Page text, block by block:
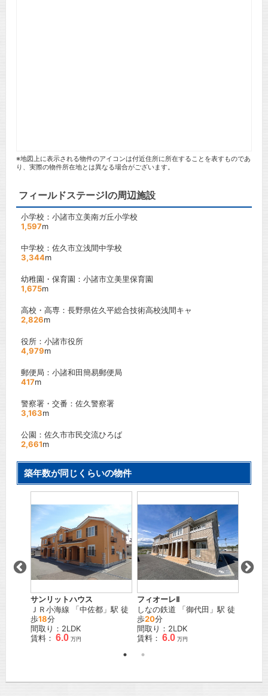
※地図上に表示される物件のアイコンは付近住所に所在することを表すものであ
り、実際の物件所在地とは異なる場合がございます。
フィールドステージⅠの周辺施設
小学校：小諸市立美南ガ丘小学校
1,597m
中学校：佐久市立浅間中学校
3,344m
幼稚園・保育園：小諸市立美里保育園
1,675m
高校・高専：長野県佐久平総合技術高校浅間キャ
2,826m
役所：小諸市役所
4,979m
郵便局：小諸和田簡易郵便局
417m
警察署・交番：佐久警察署
3,163m
公園：佐久市市民交流ひろば
2,661m
築年数が同じくらいの物件
サンリットハウス
ＪＲ小海線 「中佐都 」駅 徒
歩18分
間取り：2LDK
賃料： 6.0 万円
フィオーレⅡ
しなの鉄道 「御代田 」駅 徒
歩20分
間取り：2LDK
賃料： 6.0 万円